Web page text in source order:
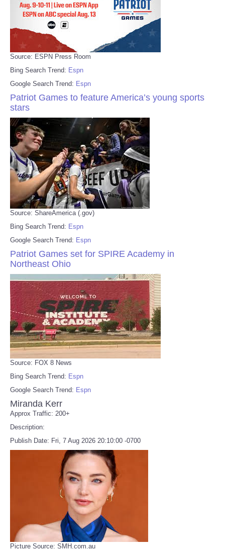
Source: ESPN Press Room
Bing Search Trend: Espn
Google Search Trend: Espn
Patriot Games to feature America’s young sports
stars
Source: ShareAmerica (.gov)
Bing Search Trend: Espn
Google Search Trend: Espn
Patriot Games set for SPIRE Academy in
Northeast Ohio
Source: FOX 8 News
Bing Search Trend: Espn
Google Search Trend: Espn
Miranda Kerr
Approx Traffic: 200+
Description:
Publish Date: Fri, 7 Aug 2026 20:10:00 -0700
Picture Source: SMH.com.au